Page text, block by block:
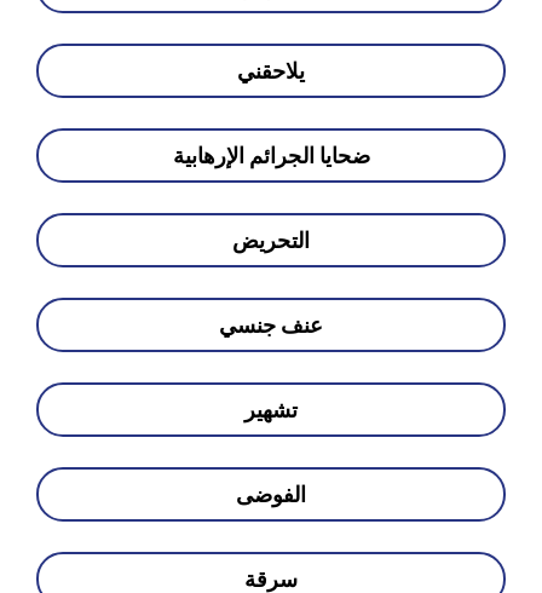
يلاحقني
ضحايا الجرائم الإرهابية
التحريض
عنف جنسي
تشهير
الفوضى
سرقة